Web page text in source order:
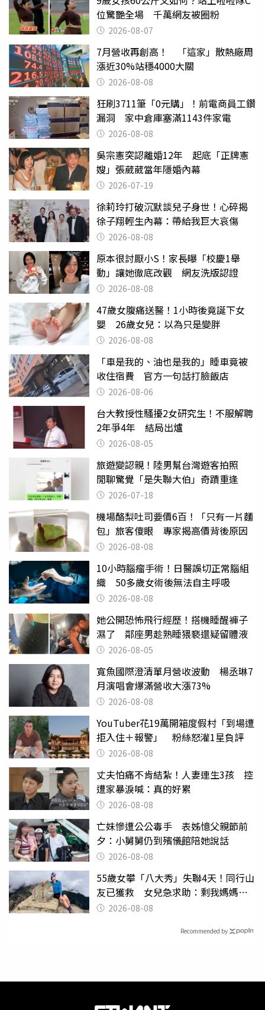
位驚艷全場 千萬網友被圈粉
2026-08-07
7月營收再創高！ 「這家」散熱廠周
漲近30%站穩4000大關
2026-08-08
狂刷3711筆「0元購」！前電商員工鑽
漏洞 家中倉庫塞滿1143件家電
2026-08-08
吳宗憲突認離婚12年 起底「正牌憲
嫂」張葳葳當年隱婚內幕
2026-07-19
徐莉玲打破沉默談兒子身世！心碎揭
徐子翔輕生內幕：帶給我巨大哀傷
2026-08-08
原本很討厭小S！家長曝「校慶1舉
動」讓她徹底改觀 網友洗版認證
2026-08-08
47歲女腹痛送醫！1小時後竟誕下女
嬰 26歲女兒：以為只是變胖
2026-08-08
「車是我的、油也是我的」睡車竟被
收住宿費 官方一句話打臉飯店
2026-08-06
台大教授性騷擾2女研究生！不服解聘
2年爭4年 結局出爐
2026-08-05
旅遊變認親！陸男幫台灣遊客拍照
閒聊驚覺「是失聯大伯」奇蹟重逢
2026-07-18
機場酪梨吐司要價6百！「只有一片麵
包」旅客傻眼 專家揭高價背後原因
2026-08-08
10小時腦瘤手術！日醫誤切正常腦組
織 50多歲女術後無法自主呼吸
2026-08-08
她公開恐怖飛行經歷！搭機睡醒褲子
濕了 鄰座男趁熟睡猥褻還疑留體液
2026-08-05
寬魚國際澄清單月營收波動 楊丞琳7
月演唱會爆滿營收大漲73%
2026-08-08
YouTuber花19萬開箱度假村「到場遭
拒入住＋報警」 粉絲怒灌1星負評
2026-08-08
丈夫怕痛不肯結紮！人妻連生3孩 控
遭家暴淚喊：真的好累
2026-08-08
亡妹慘遭公公毒手 表姊憶父親節前
夕：小舅舅仍到殯儀館陪她說話
2026-08-08
55歲女攀「八大秀」失聯4天！同行山
友已獲救 女兒急求助：剩我媽媽還
沒找到
2026-08-08
Recommended by